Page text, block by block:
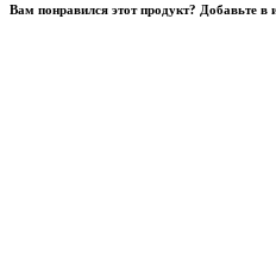
Вам понравился этот продукт? Добавьте в